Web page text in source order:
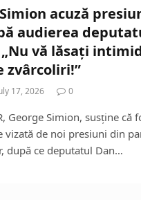
acuză
audierea
„Nu vă lăsați
zvârcoliri!”
17, 2026 0
George Simion, susține că
vizată de noi presiuni din
după ce deputatul Dan…